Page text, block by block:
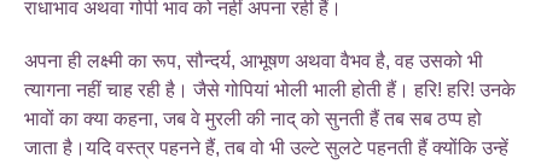
राधाभाव अथवा गोपी भाव को नहीं अपना रही हैं।
अपना ही लक्ष्मी का रूप, सौन्दर्य, आभूषण अथवा वैभव है, वह उसको भी
त्यागना नहीं चाह रही है। जैसे गोपियां भोली भाली होती हैं। हरि! हरि! उनके
भावों का क्या कहना, जब वे मुरली की नाद् को सुनती हैं तब सब ठप्प हो
जाता है।यदि वस्त्र पहनने हैं, तब वो भी उल्टे सुलटे पहनती हैं क्योंकि उन्हें